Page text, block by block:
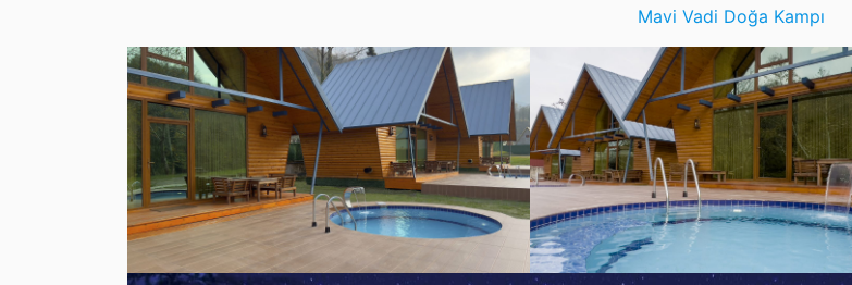
Mavi Vadi Doğa Kampı